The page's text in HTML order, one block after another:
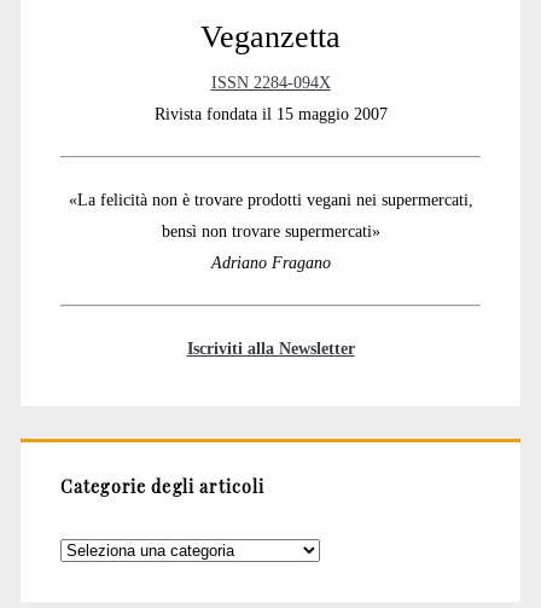
Veganzetta
ISSN 2284-094X
Rivista fondata il 15 maggio 2007
«La felicità non è trovare prodotti vegani nei supermercati,
bensì non trovare supermercati»
Adriano Fragano
Iscriviti alla Newsletter
Categorie degli articoli
Categorie